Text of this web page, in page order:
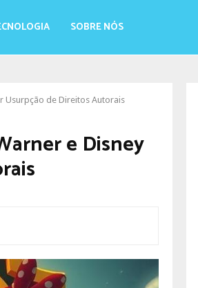
SOBRE NÓS
Usurpção de Direitos Autorais
e Disney